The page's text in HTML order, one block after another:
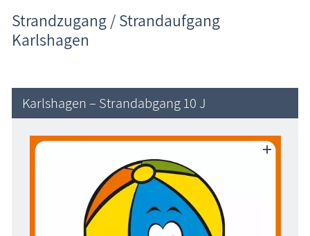
Urlaubsorte
Karten
Wissenswertes
Veranstaltungen
Strandzugang / Strandaufgang
Karlshagen
Karlshagen – Strandabgang 10 J